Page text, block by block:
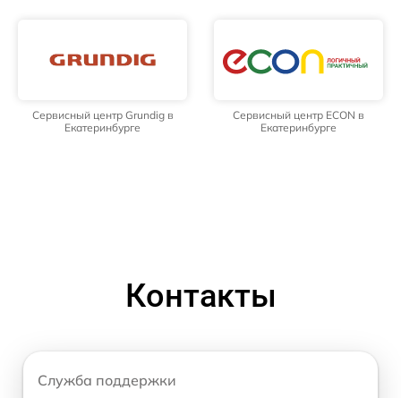
Сервисный центр Grundig в
Екатеринбурге
Сервисный центр ECON в
Екатеринбурге
Контакты
Служба поддержки